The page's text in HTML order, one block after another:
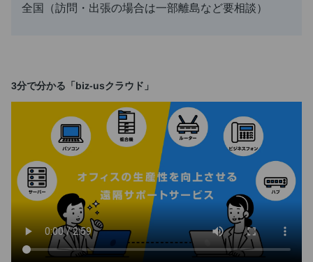
全国（訪問・出張の場合は一部離島など要相談）
3分で分かる「biz-usクラウド」